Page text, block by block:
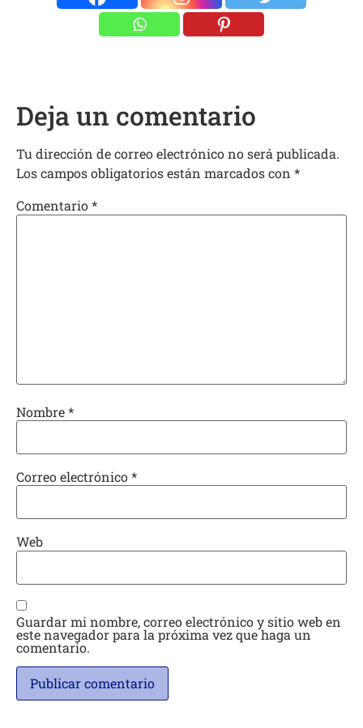
Deja un comentario
Tu dirección de correo electrónico no será publicada.
Los campos obligatorios están marcados con *
Comentario*
Nombre*
Correo electrónico*
Web
Guardar mi nombre, correo electrónico y sitio web en
este navegador para la próxima vez que haga un
comentario.